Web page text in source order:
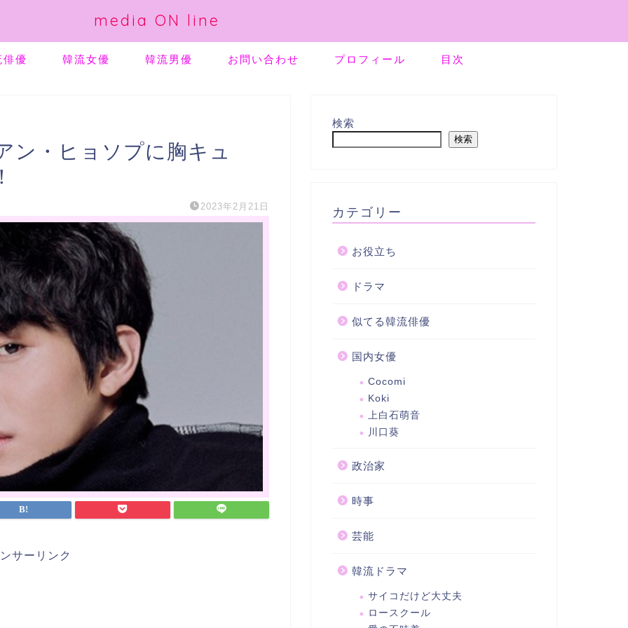
media ON line
優 韓流女優 韓流男優 お問い合わせ プロフィール 目次
ン・ヒョソプに胸キュ
2023年2月21日
サーリンク
検索
検索
カテゴリー
お役立ち
ドラマ
似てる韓流俳優
国内女優
Cocomi
Koki
上白石萌音
川口葵
政治家
時事
芸能
韓流ドラマ
サイコだけど大丈夫
ロースクール